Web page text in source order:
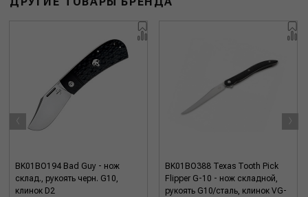
BK01BO194 Bad Guy - нож
склад., рукоять черн. G10,
клинок D2
BK01BO388 Texas Tooth Pick
Flipper G-10 - нож складной,
рукоять G10/сталь, клинок VG-
‹ ›